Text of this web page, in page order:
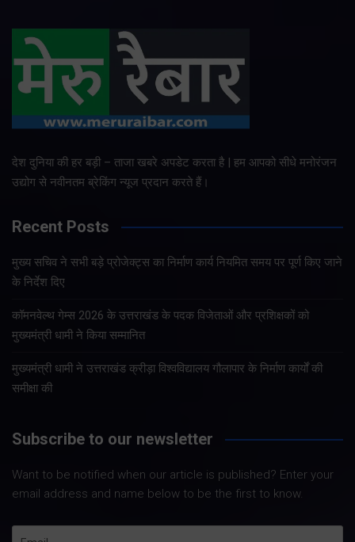
देश दुनिया की हर बड़ी – ताजा खबरे अपडेट करता है | हम आपको सीधे मनोरंजन
उद्योग से नवीनतम ब्रेकिंग न्यूज प्रदान करते हैं।
Recent Posts
मुख्य सचिव ने सभी बड़े प्रोजेक्ट्स का निर्माण कार्य नियमित समय पर पूर्ण किए जाने
के निर्देश दिए
कॉमनवेल्थ गेम्स 2026 के उत्तराखंड के पदक विजेताओं और प्रशिक्षकों को
मुख्यमंत्री धामी ने किया सम्मानित
मुख्यमंत्री धामी ने उत्तराखंड क्रीड़ा विश्वविद्यालय गौलापार के निर्माण कार्यों की
समीक्षा की
Subscribe to our newsletter
Want to be notified when our article is published? Enter your
email address and name below to be the first to know.